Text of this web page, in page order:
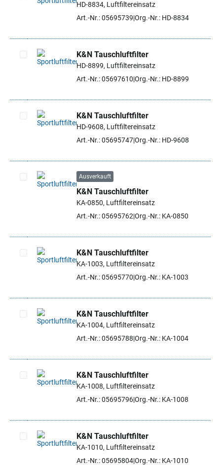
Artikel auswählen
HD-8834, Luftfiltereinsatz
Art.-Nr.: 05695739 Org.-Nr.: HD-8834
Artikel auswählen
K&N Tauschluftfilter
HD-8899, Luftfiltereinsatz
Art.-Nr.: 05697610 Org.-Nr.: HD-8899
Artikel auswählen
K&N Tauschluftfilter
HD-9608, Luftfiltereinsatz
Art.-Nr.: 05695747Org.-Nr.: HD-9608
Artikel auswählen
Ausverkauft
K&N Tauschluftfilter
KA-0850, Luftfiltereinsatz
Art.-Nr.: 05695762 Org.-Nr.: KA-0850
Artikel auswählen
K&N Tauschluftfilter
KA-1003, Luftfiltereinsatz
Art.-Nr.: 05695770 Org.-Nr.: KA-1003
Artikel auswählen
K&N Tauschluftfilter
KA-1004, Luftfiltereinsatz
Art.-Nr.: 05695788 Org.-Nr.: KA-1004
Artikel auswählen
K&N Tauschluftfilter
KA-1008, Luftfiltereinsatz
Art.-Nr.: 05695796Org.-Nr.: KA-1008
Artikel auswählen
K&N Tauschluftfilter
KA-1010, Luftfiltereinsatz
Art.-Nr.: 05695804Org.-Nr.: KA-1010